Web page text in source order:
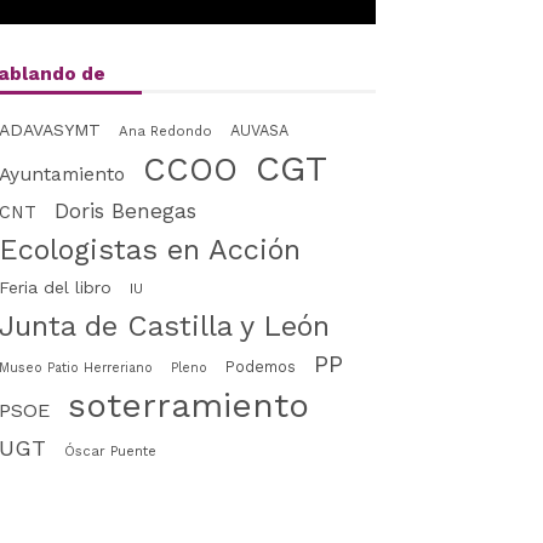
de
ADAVASYMT Ana Redondo AUVASA
Ayuntamiento CCOO CGT
CNT Doris Benegas
Ecologistas en Acción
Feria del libro IU
Junta de Castilla y León
Museo Patio Herreriano Pleno Podemos PP
PSOE soterramiento
UGT Óscar Puente